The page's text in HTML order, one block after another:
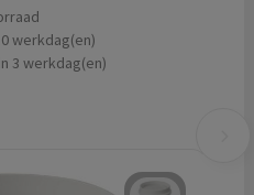
werkdag(en)
3 werkdag(en)